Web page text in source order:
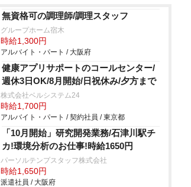
無資格可の調理師/調理スタッフ
グループホーム宿木
時給1,300円
アルバイト・パート / 大阪府
健康アプリサポートのコールセンター/
週休3日OK/8月開始/日祝休み/夕方まで
株式会社ベルシステム24
時給1,700円
アルバイト・パート / 契約社員 / 東京都
「10月開始」研究開発業務/石津川駅チ
カ!環境分析のお仕事!時給1650円
パーソルテンプスタッフ株式会社
時給1,650円
派遣社員 / 大阪府